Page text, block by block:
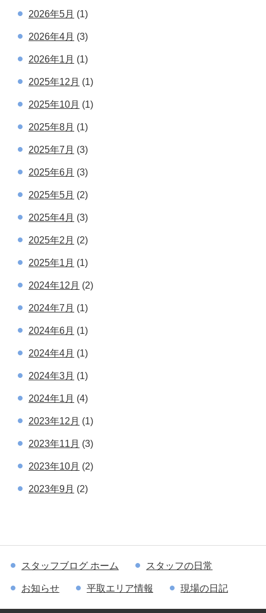
2026年5月 (1)
2026年4月 (3)
2026年1月 (1)
2025年12月 (1)
2025年10月 (1)
2025年8月 (1)
2025年7月 (3)
2025年6月 (3)
2025年5月 (2)
2025年4月 (3)
2025年2月 (2)
2025年1月 (1)
2024年12月 (2)
2024年7月 (1)
2024年6月 (1)
2024年4月 (1)
2024年3月 (1)
2024年1月 (4)
2023年12月 (1)
2023年11月 (3)
2023年10月 (2)
2023年9月 (2)
スタッフブログ ホーム スタッフの日常
お知らせ 平取エリア情報 現場の日記